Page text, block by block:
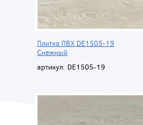
Плитка ПВХ DE1505-19
Снежный
артикул: DE1505-19